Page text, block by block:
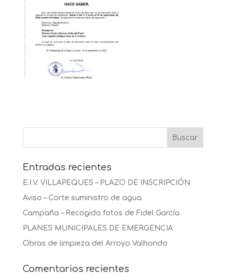
Entradas recientes
E.I.V. VILLAPEQUES – PLAZO DE INSCRIPCIÓN
Aviso – Corte suministro de agua
Campaña – Recogida fotos de Fidel García
PLANES MUNICIPALES DE EMERGENCIA
Obras de limpieza del Arroyo Valhondo
Comentarios recientes